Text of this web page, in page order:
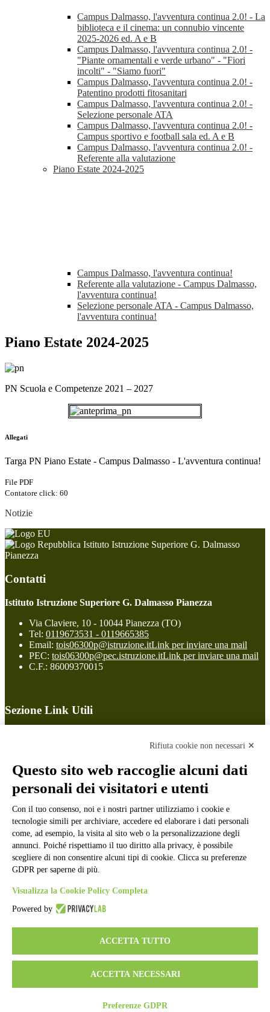
Campus Dalmasso, l'avventura continua 2.0! - La
biblioteca e il cinema: un connubio vincente
2025-2026 ed. A e B
Campus Dalmasso, l'avventura continua 2.0! -
"Piante ornamentali e verde urbano" - "Fiori
incolti" - "Siamo fuori"
Campus Dalmasso, l'avventura continua 2.0! -
Patentino prodotti fitosanitari
Campus Dalmasso, l'avventura continua 2.0! -
Selezione personale ATA
Campus Dalmasso, l'avventura continua 2.0! -
Campus sportivo e football sala ed. A e B
Campus Dalmasso, l'avventura continua 2.0! -
Referente alla valutazione
Piano Estate 2024-2025
Campus Dalmasso, l'avventura continua!
Referente alla valutazione - Campus Dalmasso,
l'avventura continua!
Selezione personale ATA - Campus Dalmasso,
l'avventura continua!
Piano Estate 2024-2025
PN Scuola e Competenze 2021 – 2027
Allegati
Targa PN Piano Estate - Campus Dalmasso - L'avventura continua!
File PDF
Contatore click: 60
Notizie
Istituto Istruzione Superiore G. Dalmasso
Pianezza
Contatti
Istituto Istruzione Superiore G. Dalmasso Pianezza
Via Claviere, 10 - 10044 Pianezza (TO)
Tel: 0119673531 - 0119665385
Email: tois06300p@istruzione.itLink per inviare una mail
PEC: tois06300p@pec.istruzione.itLink per inviare una mail
C.F.: 86009370015
Sezione Link Utili
Ufficio Relazioni con il Pubblico
Dichiarazione di accessibilità
Obiettivi di accessibilità
Gestione consensi cookie
Amministrazione trasparente
Pagina visualizzata
2166 volte
Sezione Copyright
Copyright 2026 | Engineered and powered by Gruppo Spaggiari
Parma S.p.A. | Divisione Publishing & New Social Media
Rifiuta cookie non necessari ✕
Questo sito web raccoglie alcuni dati
personali dei visitatori e utenti
Con il tuo consenso, noi e i nostri partner utilizziamo i cookie e
tecnologie simili per archiviare, accedere ed elaborare i dati personali
come, ad esempio, la visita al sito web o la personalizzazione degli
annunci. Poiché rispettiamo il tuo diritto alla privacy, è possibile
scegliere di non consentire alcuni tipi di cookie. Clicca su preferenze
GDPR per saperne di più.
Visualizza la Cookie Policy Completa
Powered by
ACCETTA TUTTO
ACCETTA NECESSARI
Preferenze GDPR